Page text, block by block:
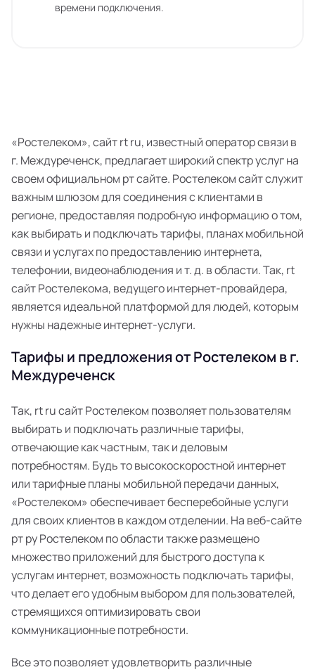
времени подключения.
«Ростелеком», сайт rt ru, известный оператор связи в
г. Междуреченск, предлагает широкий спектр услуг на
своем официальном рт сайте. Ростелеком сайт служит
важным шлюзом для соединения с клиентами в
регионе, предоставляя подробную информацию о том,
как выбирать и подключать тарифы, планах мобильной
связи и услугах по предоставлению интернета,
телефонии, видеонаблюдения и т. д. в области. Так, rt
сайт Ростелекома, ведущего интернет-провайдера,
является идеальной платформой для людей, которым
нужны надежные интернет-услуги.
Тарифы и предложения от Ростелеком в г.
Междуреченск
Так, rt ru сайт Ростелеком позволяет пользователям
выбирать и подключать различные тарифы,
отвечающие как частным, так и деловым
потребностям. Будь то высокоскоростной интернет
или тарифные планы мобильной передачи данных,
«Ростелеком» обеспечивает бесперебойные услуги
для своих клиентов в каждом отделении. На веб-сайте
рт ру Ростелеком по области также размещено
множество приложений для быстрого доступа к
услугам интернет, возможность подключать тарифы,
что делает его удобным выбором для пользователей,
стремящихся оптимизировать свои
коммуникационные потребности.
Все это позволяет удовлетворить различные